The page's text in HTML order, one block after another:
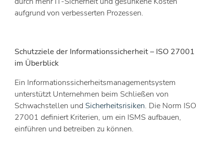
aufgrund von verbesserten Prozessen.
Schutzziele der Informationssicherheit – ISO 27001
im Überblick
Ein Informationssicherheitsmanagementsystem
unterstützt Unternehmen beim Schließen von
Schwachstellen und Sicherheitsrisiken. Die Norm ISO
27001 definiert Kriterien, um ein ISMS aufbauen,
einführen und betreiben zu können.